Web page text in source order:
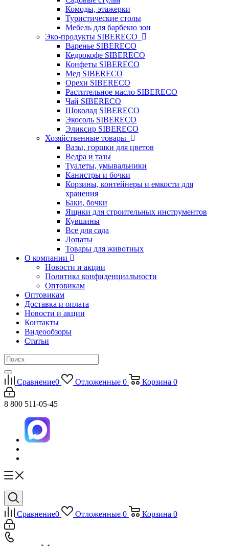
Комоды, этажерки
Туристические столы
Мебель для барбекю зон
Эко-продукты SIBERECO
Варенье SIBERECO
Кедрокофе SIBERECO
Конфеты SIBERECO
Мед SIBERECO
Орехи SIBERECO
Растительное масло SIBERECO
Чай SIBERECO
Шоколад SIBERECO
Экосоль SIBERECO
Эликсир SIBERECO
Хозяйственные товары
Вазы, горшки для цветов
Ведра и тазы
Туалеты, умывальники
Канистры и бочки
Корзины, контейнеры и емкости для
хранения
Баки, бочки
Ящики для строительных инструментов
Кувшины
Все для сада
Лопаты
Товары для животных
О компании
Новости и акции
Политика конфиденциальности
Оптовикам
Оптовикам
Доставка и оплата
Новости и акции
Контакты
Видеообзоры
Статьи
Сравнение0 Отложенные 0 Корзина 0
8 800 511-05-45
Сравнение0 Отложенные 0 Корзина 0